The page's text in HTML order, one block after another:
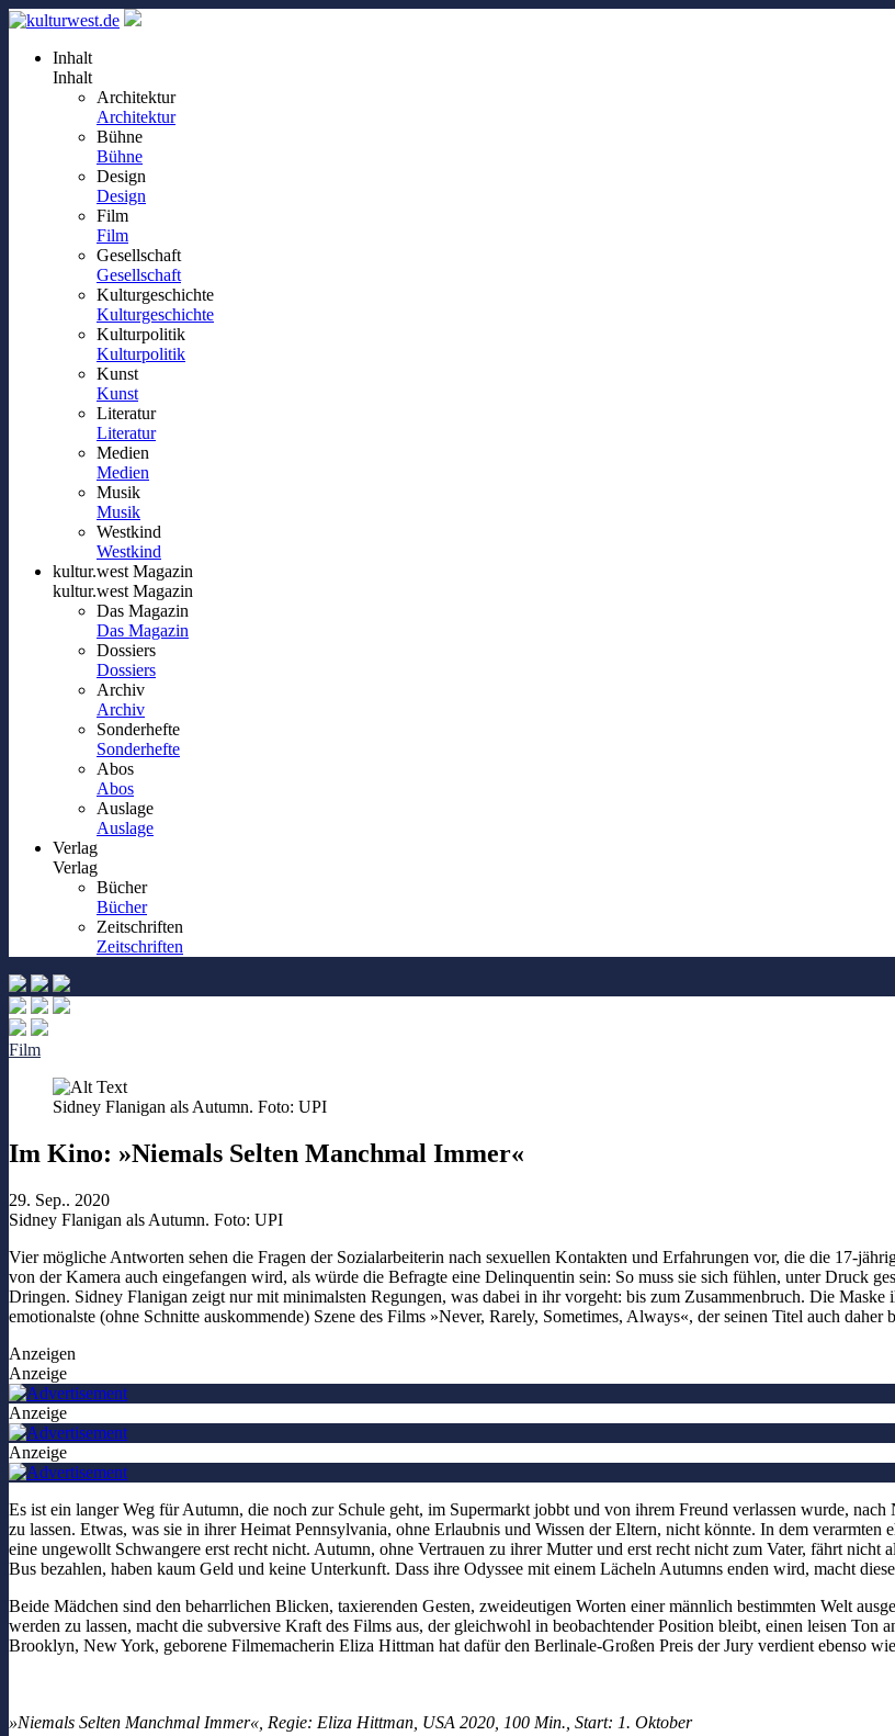
Inhalt
Inhalt
Architektur
Architektur
Bühne
Bühne
Design
Design
Film
Film
Gesellschaft
Gesellschaft
Kulturgeschichte
Kulturgeschichte
Kulturpolitik
Kulturpolitik
Kunst
Kunst
Literatur
Literatur
Medien
Medien
Musik
Musik
Westkind
Westkind
kultur.west Magazin
kultur.west Magazin
Das Magazin
Das Magazin
Dossiers
Dossiers
Archiv
Archiv
Sonderhefte
Sonderhefte
Abos
Abos
Auslage
Auslage
Verlag
Verlag
Bücher
Bücher
Zeitschriften
Zeitschriften
Film
Sidney Flanigan als Autumn. Foto: UPI
Im Kino: »Niemals Selten Manchmal Immer«
29. Sep.. 2020
Sidney Flanigan als Autumn. Foto: UPI
Vier mögliche Antworten sehen die Fragen der Sozialarbeiterin nach sexuellen Kontakten und Erfahrungen vor, die die 17-
von der Kamera auch eingefangen wird, als würde die Befragte eine Delinquentin sein: So muss sie sich fühlen, unter Druck
Dringen. Sidney Flanigan zeigt nur mit minimalsten Regungen, was dabei in ihr vorgeht: bis zum Zusammenbruch. Die Maske
emotionalste (ohne Schnitte auskommende) Szene des Films »Never, Rarely, Sometimes, Always«, der seinen Titel auch
Anzeigen
Anzeige
Anzeige
Anzeige
Es ist ein langer Weg für Autumn, die noch zur Schule geht, im Supermarkt jobbt und von ihrem Freund verlassen wurde,
zu lassen. Etwas, was sie in ihrer Heimat Pennsylvania, ohne Erlaubnis und Wissen der Eltern, nicht könnte. In dem
eine ungewollt Schwangere erst recht nicht. Autumn, ohne Vertrauen zu ihrer Mutter und erst recht nicht zum Vater, fährt
Bus bezahlen, haben kaum Geld und keine Unterkunft. Dass ihre Odyssee mit einem Lächeln Autumns enden wird, macht
Beide Mädchen sind den beharrlichen Blicken, taxierenden Gesten, zweideutigen Worten einer männlich bestimmten Welt
werden zu lassen, macht die subversive Kraft des Films aus, der gleichwohl in beobachtender Position bleibt, einen leisen
Brooklyn, New York, geborene Filmemacherin Eliza Hittman hat dafür den Berlinale-Großen Preis der Jury verdient ebenso
»Niemals Selten Manchmal Immer«, Regie: Eliza Hittman, USA 2020, 100 Min., Start: 1. Oktober